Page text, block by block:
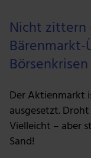
Nicht zittern
Börsenkrisen
Der Aktienmarkt
ausgesetzt.
Vielleicht – aber
Sand!